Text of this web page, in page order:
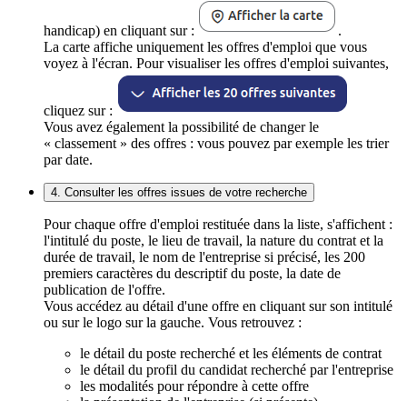
handicap) en cliquant sur :
.
La carte affiche uniquement les offres d'emploi que vous
voyez à l'écran. Pour visualiser les offres d'emploi suivantes,
cliquez sur :
Vous avez également la possibilité de changer le
« classement » des offres : vous pouvez par exemple les trier
par date.
4. Consulter les offres issues de votre recherche
Pour chaque offre d'emploi restituée dans la liste, s'affichent :
l'intitulé du poste, le lieu de travail, la nature du contrat et la
durée de travail, le nom de l'entreprise si précisé, les 200
premiers caractères du descriptif du poste, la date de
publication de l'offre.
Vous accédez au détail d'une offre en cliquant sur son intitulé
ou sur le logo sur la gauche. Vous retrouvez :
le détail du poste recherché et les éléments de contrat
le détail du profil du candidat recherché par l'entreprise
les modalités pour répondre à cette offre